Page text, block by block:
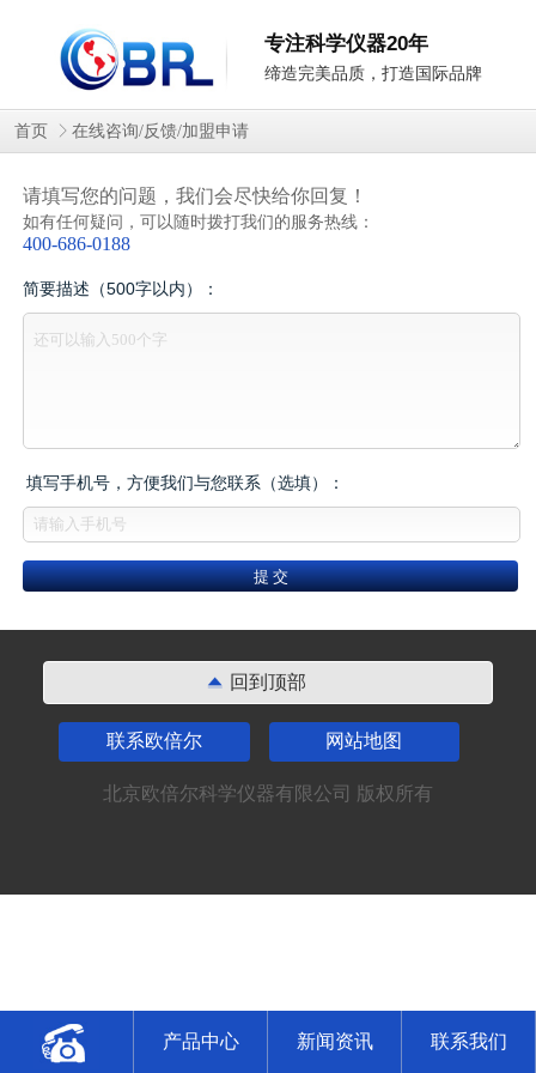
专注科学仪器20年
缔造完美品质，打造国际品牌
首页 在线咨询/反馈/加盟申请
请填写您的问题，我们会尽快给你回复！
如有任何疑问，可以随时拨打我们的服务热线：
400-686-0188
简要描述（500字以内）：
填写手机号，方便我们与您联系（选填）：
回到顶部
联系欧倍尔 网站地图
北京欧倍尔科学仪器有限公司 版权所有
产品中心 新闻资讯 联系我们